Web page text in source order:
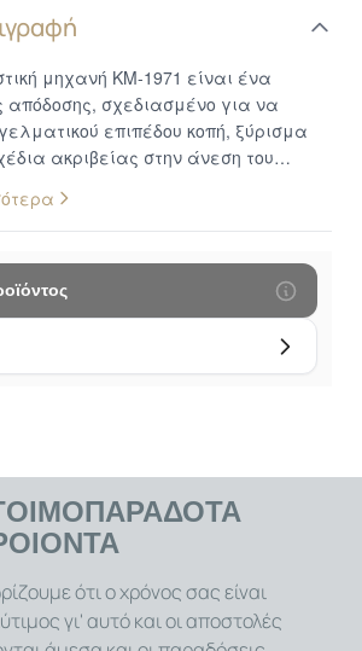
μηχανή KM-1971 είναι ένα
απόδοσης, σχεδιασμένο για να
επιπέδου κοπή, ξύρισμα
ακριβείας στην άνεση του
προσφέρει άνετο και
επιτρέποντάς σας να
να συντηρήσετε το στυλ που
έλεγχο και ευκολία. Ισχυρός
Σταθερής Ταχύτητας για
Εξοπλισμένη με έναν ιδιαίτερα
η ταχύτητά του ξεπερνά τις 6.200
δεν τραβάει ούτε
και όταν αντιμετωπίζει πυκνά,
μαλλιά και γένια, παρέχοντας μια
απόδοση κάθε φορά. Ευελιξία
Καλώδιο και Μεγάλη Αυτονομία
μπορεί να χρησιμοποιηθεί τόσο
ασύρματα,
ότι ο χρόνος σας είναι
γι' αυτό και οι αποστολές